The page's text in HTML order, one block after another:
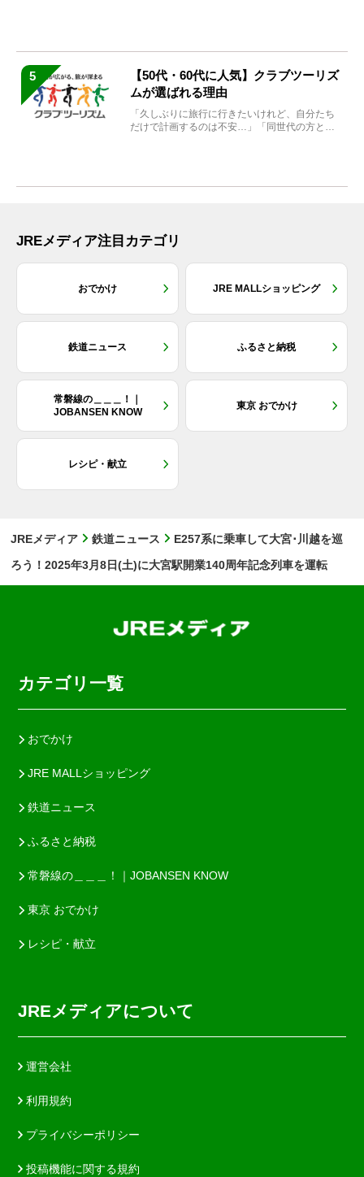
5
【50代・60代に人気】クラブツーリズ
ムが選ばれる理由
「久しぶりに旅行に行きたいけれど、自分たち
だけで計画するのは不安…」「同世代の方と気
JREメディア注目カテゴリ
おでかけ JRE MALLショッピング
鉄道ニュース ふるさと納税
常磐線の＿＿＿！｜
JOBANSEN KNOW
東京 おでかけ
レシピ・献立
JREメディア 鉄道ニュース
E257系に乗車して大宮･川越を巡
ろう！2025年3月8日(土)に大宮駅開業140周年記念列車を運転
カテゴリ一覧
おでかけ
JRE MALLショッピング
鉄道ニュース
ふるさと納税
常磐線の＿＿＿！｜JOBANSEN KNOW
東京 おでかけ
レシピ・献立
JREメディアについて
運営会社
利用規約
プライバシーポリシー
投稿機能に関する規約